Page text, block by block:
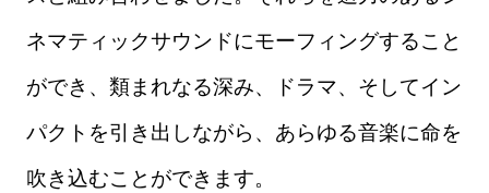
ネマティックサウンドにモーフィングすること
ができ、類まれなる深み、ドラマ、そしてイン
パクトを引き出しながら、あらゆる音楽に命を
吹き込むことができます。